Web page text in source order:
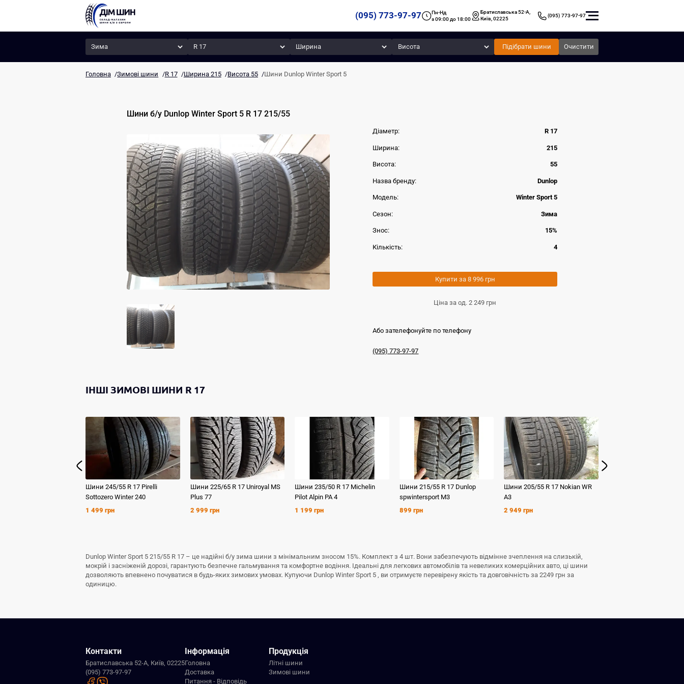
(095) 773-97-97
Пн-Нд
з 09:00 до 18:00
Братиславська 52-А,
Київ, 02225
(095) 773-97-97
Сезон Радіус Ширина Висота
Підібрати шини Очистити
Головна /Зимові шини /R 17 /Ширина 215 /Висота 55 /Шини Dunlop Winter Sport 5
Шини б/у Dunlop Winter Sport 5 R 17 215/55
Діаметр: R 17
Ширина: 215
Висота: 55
Назва бренду: Dunlop
Модель: Winter Sport 5
Сезон: Зима
Знос: 15%
Кількість: 4
Купити за 8 996 грн
Ціна за од.2 249 грн
Або зателефонуйте по телефону
(095) 773-97-97
ІНШІЗИМОВІ ШИНИ R 17
Шини 245/55 R 17 Pirelli
Sottozero Winter 240
1 499 грн
Шини 225/65 R 17 Uniroyal MS
Plus 77
2 999 грн
Шини235/50 R 17 Michelin
Pilot Alpin PA 4
1 199 грн
Шини 215/55 R 17 Dunlop
spwintersport M3
899 грн
Шини205/55 R 17 Nokian WR
A3
2 949 грн
Dunlop Winter Sport 5 215/55 R 17 – це надійні б/у зима шини з мінімальним зносом 15%. Комплект з 4 шт. Вони забезпечують відмінне зчеплення на слизькій,
мокрій і засніженій дорозі, гарантують безпечне гальмування та комфортне водіння. Ідеальні для легкових автомобілів та невеликих комерційних авто, ці шини
дозволяють впевнено почуватися в будь-яких зимових умовах. Купуючи Dunlop Winter Sport 5 , ви отримуєте перевірену якість та довговічність за 2249 грн за
одиницю.
Контакти
Братиславська 52-А, Київ, 02225
(095) 773-97-97
Інформація
Головна
Доставка
Питання - Відповідь
Продукція
Літні шини
Зимові шини